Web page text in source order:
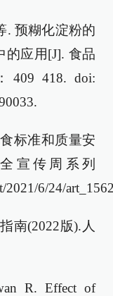
. 预糊化淀粉的
的应用[J]. 食品
409 418. doi:
标准和质量安
宣传周系列
2021/6/24/
南(2022版).人
R. Effect of